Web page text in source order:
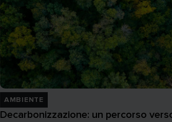
AMBIENTE
Decarbonizzazione: un percorso